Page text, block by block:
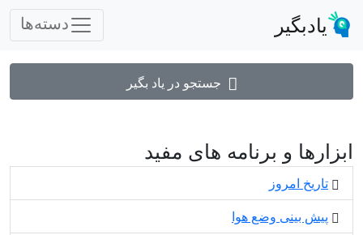
یادبگیر دسته‌ها
جستجو در یاد بگیر
ابزارها و برنامه های مفید
تاریخ امروز
پیش بینی وضع هوا